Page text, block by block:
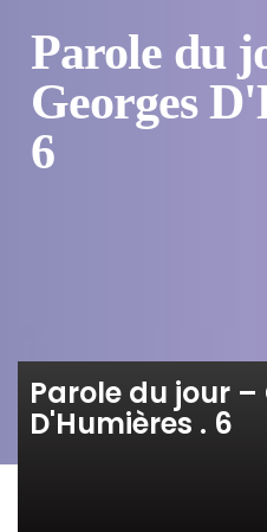
Parole du
Georges
6
Parole du jour –
D'Humières . 6